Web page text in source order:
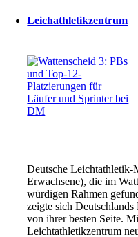
Leichathletikzentrum
Deutsche
Erwachsene), die im
würdigen Rahmen
zeigte sich
von ihrer besten Seite.
Leichtathletikzentrum